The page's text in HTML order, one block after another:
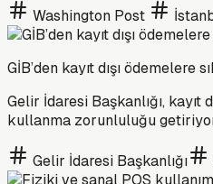
Washington Post
GİB’den kayıt dışı ödemelere
Gelir İdaresi Başkanlığı,
kullanma zorunluluğu
Gelir İdaresi Başkanlığı